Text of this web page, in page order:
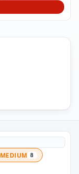
MEDIUM 8